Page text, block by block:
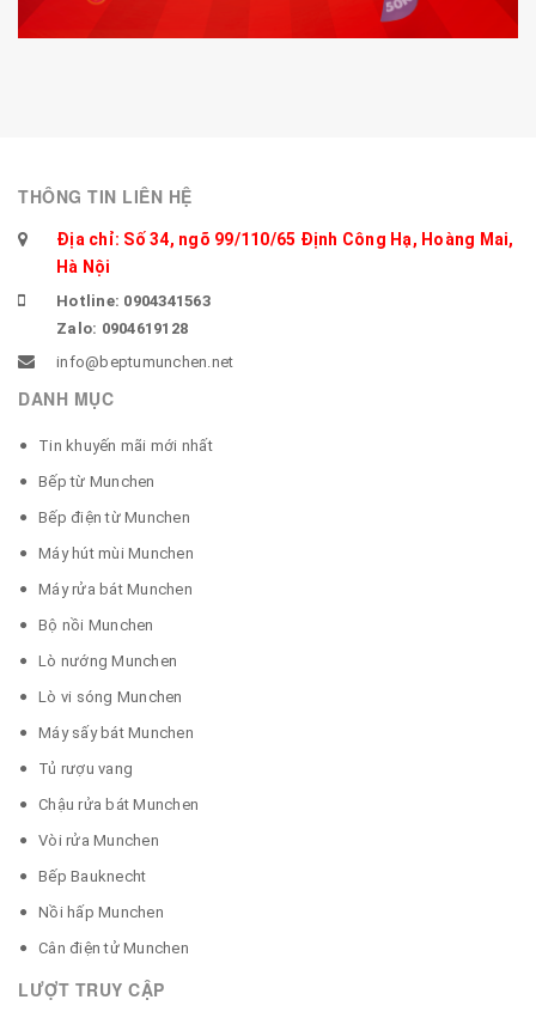
THÔNG TIN LIÊN HỆ
Địa chỉ: Số 34, ngõ 99/110/65 Định Công Hạ, Hoàng Mai,
Hà Nội
Hotline: 0904341563
Zalo: 0904619128
info@beptumunchen.net
DANH MỤC
Tin khuyến mãi mới nhất
Bếp từ Munchen
Bếp điện từ Munchen
Máy hút mùi Munchen
Máy rửa bát Munchen
Bộ nồi Munchen
Lò nướng Munchen
Lò vi sóng Munchen
Máy sấy bát Munchen
Tủ rượu vang
Chậu rửa bát Munchen
Vòi rửa Munchen
Bếp Bauknecht
Nồi hấp Munchen
Cân điện tử Munchen
LƯỢT TRUY CẬP